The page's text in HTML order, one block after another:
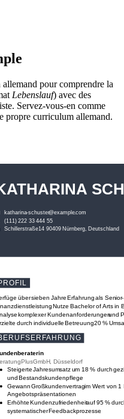
allemand pour comprendre la
Lebenslauf) avec des
Servez-vous-en comme
propre curriculum allemand.